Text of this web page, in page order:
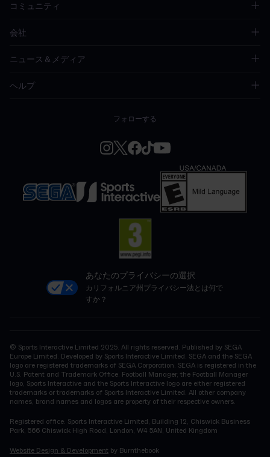
コミュニティ
会社
ニュース＆メディア
ヘルプ
フォローする
あなたのプライバシーの選択
カリフォルニア州プライバシー法とは何で
すか？
© Sports Interactive Limited 2025. All rights reserved. Published by SEGA
Europe Limited. Developed by Sports Interactive Limited. SEGA and the SEGA
logo are registered trademarks of SEGA Corporation. SEGA is registered in the
U.S. Patent and Trademark Office. Football Manager, the Football Manager
logo, Sports Interactive and the Sports Interactive logo are either registered
trademarks or trademarks of Sports Interactive Limited. All other company
names, brand names and logos are property of their respective owners.
Registered office: Sports Interactive Limited, Building 12, Chiswick Business
Park, 566 Chiswick High Road, London, W4 5AN, United Kingdom
Website Design & Development by Burnthebook